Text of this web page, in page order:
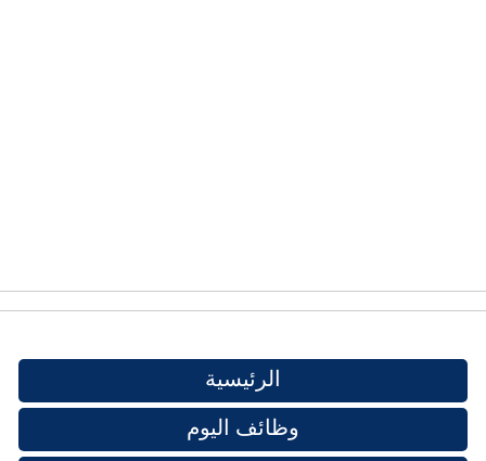
الرئيسية
وظائف اليوم